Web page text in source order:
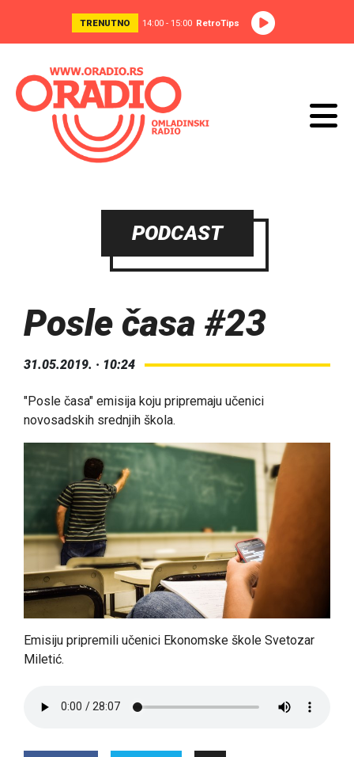
TRENUTNO 14:00 - 15:00 RetroTips
PODCAST
Posle časa #23
31.05.2019. · 10:24
"Posle časa" emisija koju pripremaju učenici
novosadskih srednjih škola.
Emisiju pripremili učenici Ekonomske škole Svetozar
Miletić.